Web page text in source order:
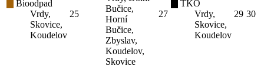
Bioodpad
Vrdy,
Skovice,
Koudelov
25
Bučice,
Horní
Bučice,
Zbyslav,
Koudelov,
Skovice
27
TKO
Vrdy,
Skovice,
Koudelov
29 30